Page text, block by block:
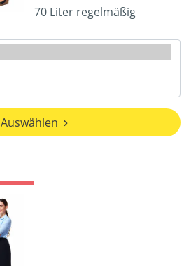
70 Liter regelmäßig
Auswählen